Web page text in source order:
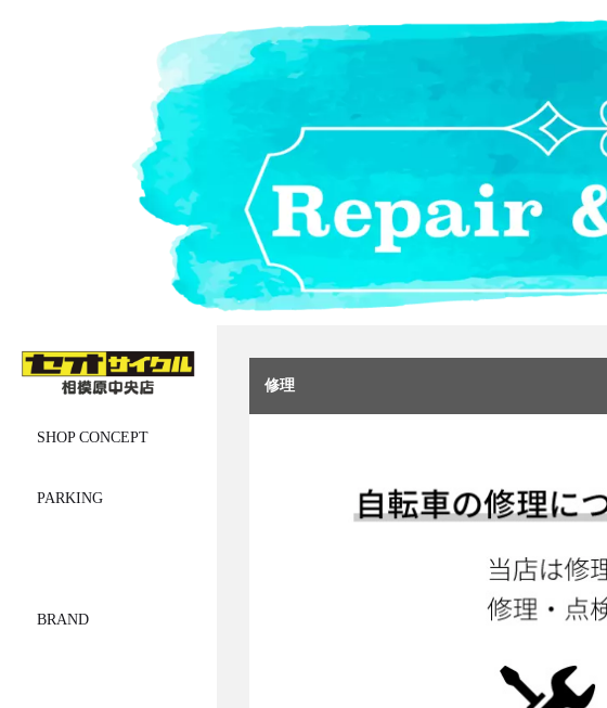
修理
SHOP CONCEPT
PARKING
BRAND